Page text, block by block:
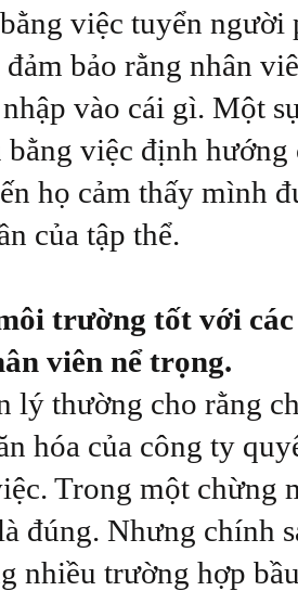
việc tuyển người
bảo rằng nhân
vào cái gì. Một
bằng việc định hướng
họ cảm thấy mình
của tập thể.
trường tốt với
viên nể trọng.
lý thường cho rằng
hóa của công ty
Trong một chừng
đúng. Nhưng chính
nhiều trường hợp